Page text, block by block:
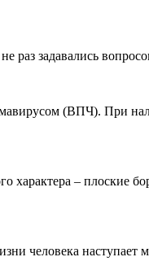
раз задавались
(ВПЧ). При
характера –
человека